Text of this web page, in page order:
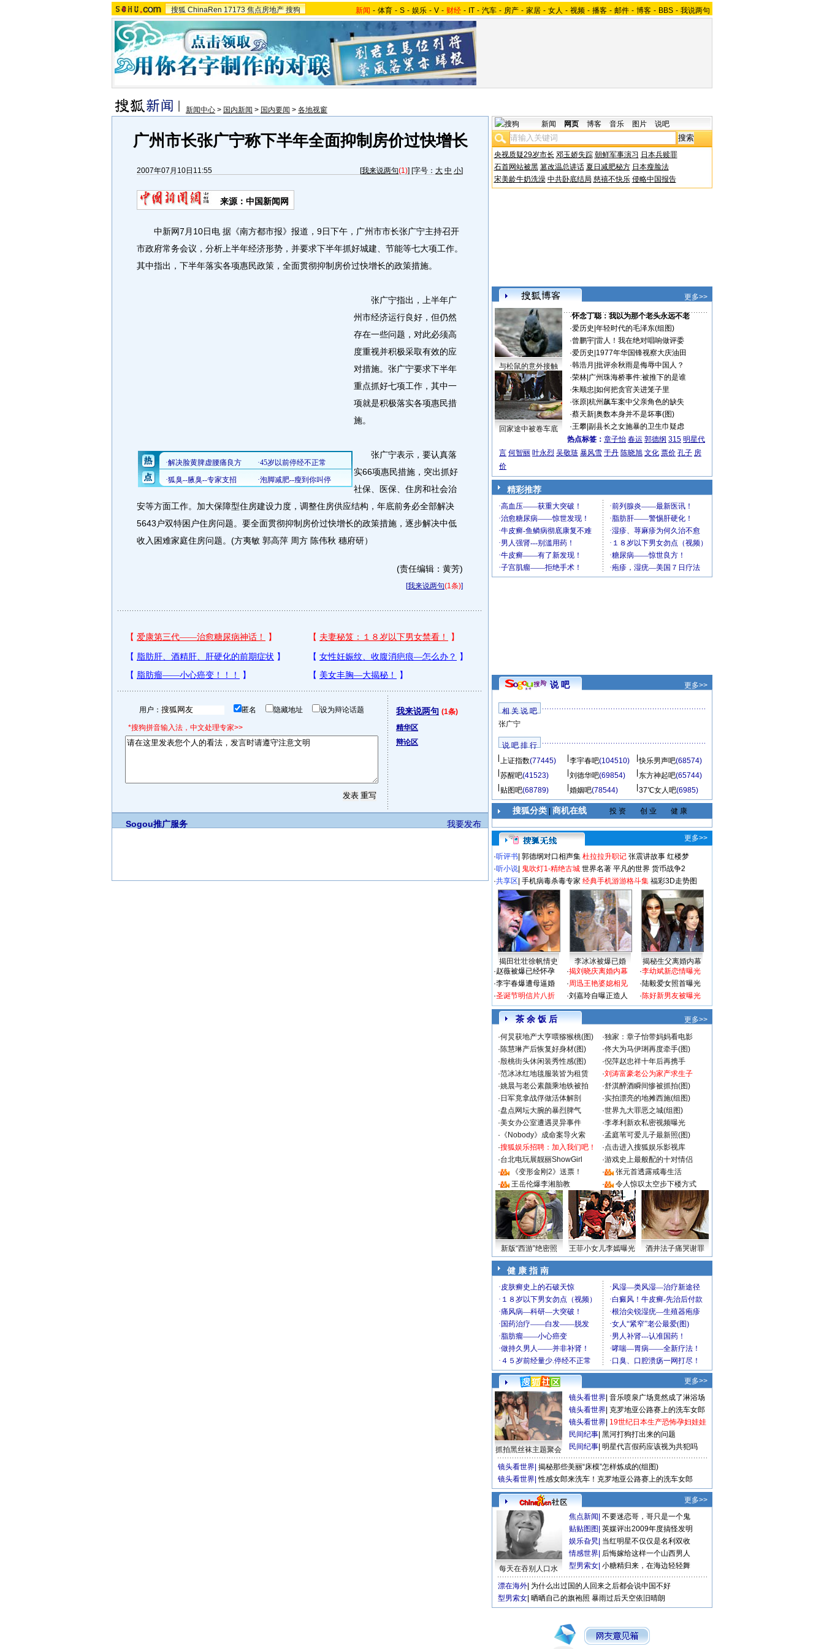
搜狐 ChinaRen 17173 焦点房地产 搜狗 新闻 - 体育 - S - 娱乐 - V - 财经 - IT - 汽车 - 房产 - 家居 - 女人 - 视频 - 播客 - 邮件 - 博客 - BBS - 我说两句
新闻中心 > 国内新闻 > 国内要闻 > 各地视窗
广州市长张广宁称下半年全面抑制房价过快增长
2007年07月10日11:55 [我来说两句(1)] [字号： 大 中 小]
来源：中国新闻网
中新网7月10日电 据《南方都市报》报道，9日下午，广州市市长张广宁主持召开
市政府常务会议，分析上半年经济形势，并要求下半年抓好城建、节能等七大项工作。
其中指出，下半年落实各项惠民政策，全面贯彻抑制房价过快增长的政策措施。
张广宁指出，上半年广
州市经济运行良好，但仍然
存在一些问题，对此必须高
度重视并积极采取有效的应
对措施。张广宁要求下半年
重点抓好七项工作，其中一
项就是积极落实各项惠民措
施。
张广宁表示，要认真落
实66项惠民措施，突出抓好
社保、医保、住房和社会治
安等方面工作。加大保障型住房建设力度，调整住房供应结构，年底前务必全部解决
5643户双特困户住房问题。要全面贯彻抑制房价过快增长的政策措施，逐步解决中低
收入困难家庭住房问题。(方夷敏 郭高萍 周方 陈伟秋 穗府研）
(责任编辑：黄芳)
[我来说两句(1条)]
用户： 匿名 隐藏地址 设为辩论话题
*搜狗拼音输入法，中文处理专家>>
我来说两句 (1条)
精华区
辩论区
我要发布
Sogou推广服务
新闻 网页 博客 音乐 图片 说吧
央视质疑29岁市长 邓玉娇失踪 朝鲜军事演习 日本兵赎罪
石首网站被黑 篡改温总讲话 夏日减肥秘方 日本瘦脸法
宋美龄牛奶洗澡 中共卧底结局 慈禧不快乐 侵略中国报告
更多>>
与松鼠的意外接触
回家途中被卷车底
·怀念丁聪：我以为那个老头永远不老
·爱历史 年轻时代的毛泽东(组图)
·曾鹏宇| 雷人！我在绝对唱响做评委
·爱历史 1977年华国锋视察大庆油田
·韩浩月 批评余秋雨是侮辱中国人？
·荣林| 广州珠海桥事件:被推下的是谁
·朱顺忠 如何把贪官关进笼子里
·张原| 杭州飙车案中父亲角色的缺失
·蔡天新| 奥数本身并不是坏事(图)
·王攀| 副县长之女施暴的卫生巾疑虑
热点标签： 章子怡 春运 郭德纲 315 明星代
言 何智丽 叶永烈 吴敬琏 暴风雪 于丹 陈晓旭 文化 票价 孔子 房
价
精彩推荐
说 吧 更多>>
相 关 说 吧
张广宁
说 吧 排 行
上证指数(77445) 李宇春吧(104510) 快乐男声吧(68574)
苏醒吧(41523) 刘德华吧(69854) 东方神起吧(65744)
贴图吧(68789) 婚姻吧(78544) 37℃女人吧(6985)
搜狐分类| 商机在线 投 资 创 业 健 康
更多>>
·听评书 郭德纲对口相声集 杜拉拉升职记 张震讲故事 红楼梦
·听小说 鬼吹灯1-精绝古城 世界名著 平凡的世界 货币战争2
·共享区 手机病毒杀毒专家 经典手机游游格斗集 福彩3D走势图
揭田壮壮徐帆情史 李冰冰被爆已婚
揭秘生父离婚内幕
·赵薇被爆已经怀孕
·李宇春爆遭母逼婚
·圣诞节明信片八折
·揭刘晓庆离婚内幕
·周迅王艳婆媳相见
·刘嘉玲自曝正造人
·李幼斌新恋情曝光
·陆毅爱女照首曝光
·陈好新男友被曝光
茶 余 饭 后
更多>>
·何炅获地产大亨喂猕猴桃(图) ·独家：章子怡带妈妈看电影
·陈慧琳产后恢复好身材(图) ·佟大为马伊琍再度牵手(图)
·殷桃街头休闲装秀性感(图) ·倪萍赵忠祥十年后再携手
·范冰冰红地毯服装皆为租赁 ·刘涛富豪老公为家产求生子
·姚晨与老公素颜乘地铁被拍 ·舒淇醉酒瞬间惨被抓拍(图)
· 日军竟拿战俘做活体解剖 ·实拍漂亮的地摊西施(组图)
·盘点网坛大腕的暴烈脾气 ·世界九大罪恶之城(组图)
·美女办公室遭遇灵异事件 ·李孝利新欢私密视频曝光
· 《Nobody》成命案导火索 ·孟庭苇可爱儿子最新照(图)
·搜狐娱乐招聘：加入我们吧！ ·点击进入搜狐娱乐影视库
·台北电玩展靓丽ShowGirl ·游戏史上最般配的十对情侣
·
《变形金刚2》送票！ ·
张元首透露戒毒生活
·
王岳伦爆李湘胎教 · 令人惊叹太空步下楼方式
新版“西游”绝密照 王菲小女儿李嫣曝光 酒井法子痛哭谢罪
健 康 指 南
更多>>
抓拍黑丝袜主题聚会
镜头看世界 音乐喷泉广场竟然成了淋浴场
镜头看世界 克罗地亚公路赛上的洗车女郎
镜头看世界 19世纪日本生产恐怖孕妇娃娃
民间纪事 黑河打狗打出来的问题
民间纪事 明星代言假药应该视为共犯吗
镜头看世界 揭秘那些美丽“床模”怎样炼成的(组图)
镜头看世界 性感女郎来洗车！克罗地亚公路赛上的洗车女郎
更多>>
每天在吞别人口水
焦点新闻 不要迷恋哥，哥只是一个鬼
贴贴图图 英媒评出2009年度搞怪发明
娱乐旮旯 当红明星不仅仅是名利双收
情感世界 后悔嫁给这样一个山西男人
型男索女 小糖精归来，在海边轻轻舞
漂在海外 为什么出过国的人回来之后都会说中国不好
型男索女 晒晒自己的旗袍照 暴雨过后天空依旧晴朗